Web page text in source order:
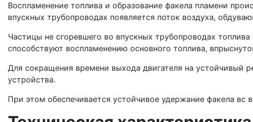
Воспламенение топлива и образование факела пламени
впуск­ных трубопроводах появляется поток воз­духа,
Частицы не сгоревшего во впускных трубо­проводах
способствуют вос­пламенению основного топлива,
Для сокращения времени выхода двигателя на устойчивый
устройства.
При этом обеспечи­вается устойчивое удержание факела вс